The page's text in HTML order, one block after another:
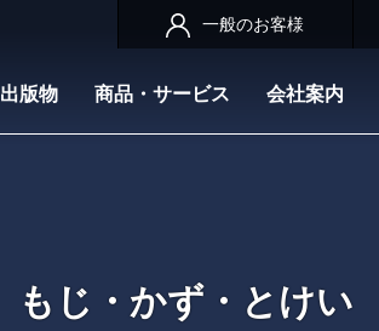
出版物 商品・サービス 会社案内
一般のお客様
もじ・かず・とけい